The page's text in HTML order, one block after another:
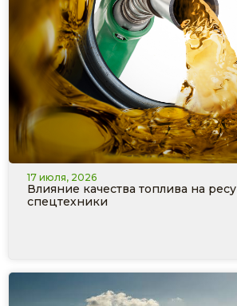
17 июля, 2026
Влияние качества топлива на
спецтехники